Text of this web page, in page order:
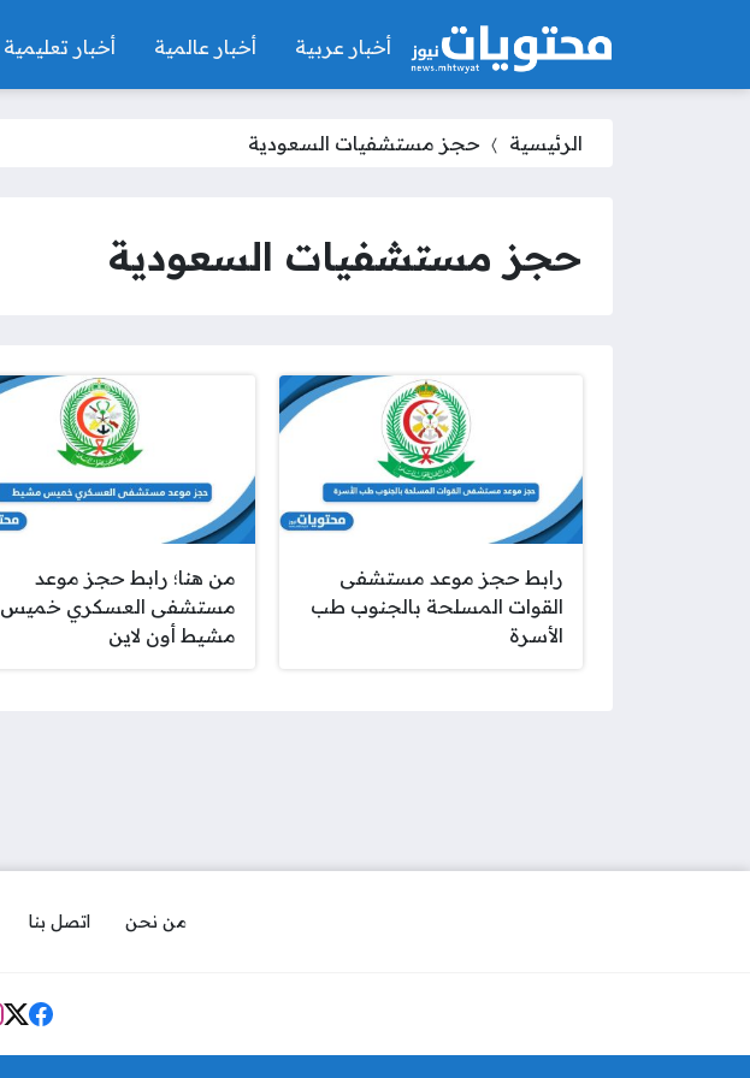
أخبار عربية أخبار عالمية أخبار تعليمية
الرئيسية حجز مستشفيات السعودية
حجز مستشفيات السعودية
رابط حجز موعد مستشفى
القوات المسلحة بالجنوب طب
الأسرة
من هنا؛ رابط حجز موعد
مستشفى العسكري خميس
مشيط أون لاين
من نحن اتصل بنا